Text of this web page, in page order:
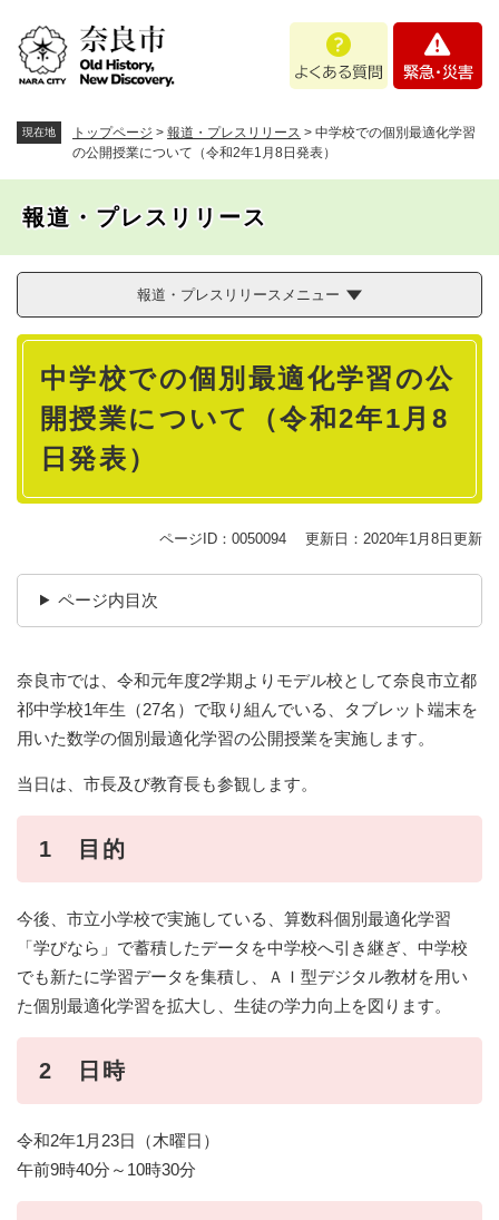
あ
問
・
現在地 トップページ > 報道・プレスリリース > 中学校での個別最適化学習
の公開授業について（令和2年1月8日発表）
報道・プレスリリース
報道・プレスリリースメニュー
本
中学校での個別最適化学習の公
開授業について（令和2年1月8
日発表）
ページID：0050094 更新日：2020年1月8日更新
ページ内目次
奈良市では、令和元年度2学期よりモデル校として奈良市立都
祁中学校1年生（27名）で取り組んでいる、タブレット端末を
用いた数学の個別最適化学習の公開授業を実施します。
当日は、市長及び教育長も参観します。
1 目的
今後、市立小学校で実施している、算数科個別最適化学習
「学びなら」で蓄積したデータを中学校へ引き継ぎ、中学校
でも新たに学習データを集積し、ＡＩ型デジタル教材を用い
た個別最適化学習を拡大し、生徒の学力向上を図ります。
2 日時
令和2年1月23日（木曜日）
午前9時40分～10時30分